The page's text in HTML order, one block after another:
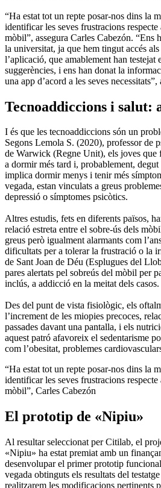
“Ha estat tot un repte posar-nos dins la
identificar les seves frustracions respecte
mòbil”, assegura Carles Cabezón. “Ens
la universitat, ja que hem tingut accés
l’aplicació, que amablement han testejat
suggerències, i ens han donat la
una app d’acord a les seves
Tecnoaddiccions i salut:
I és que les tecnoaddiccions són un
Segons Lemola S. (2020), professor de
de Warwick (Regne Unit), els joves que
a dormir més tard i, probablement,
implica dormir menys i tenir més
vegada, estan vinculats a greus
depressió o símptomes psicòtics.
Altres estudis, fets en diferents països,
relació estreta entre el sobre-ús dels
greus però igualment alarmants com
dificultats per a tolerar la frustració o la
de Sant Joan de Déu (Esplugues del
pares alertats pel sobreús del mòbil per
inclús, a addicció en la meitat dels casos.
Des del punt de vista fisiològic, els
l’increment de les miopies precoces,
passades davant una pantalla, i els
aquest patró afavoreix el sedentarisme
com l’obesitat, problemes
“Ha estat tot un repte posar-nos dins la
identificar les seves frustracions
mòbil”, Carles Cabezón
El prototip de «Nipiu»
Al resultar seleccionat per Citilab, el
«Nipiu» ha estat premiat amb un
desenvolupar el primer prototip
vegada obtinguts els resultats del
realitzarem les modificacions pertinents